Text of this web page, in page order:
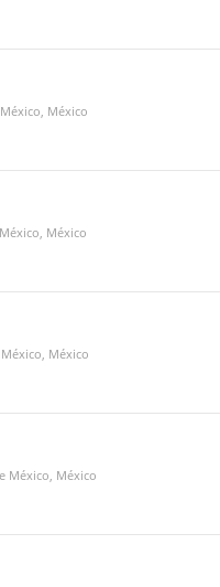
México
México
México
México, México